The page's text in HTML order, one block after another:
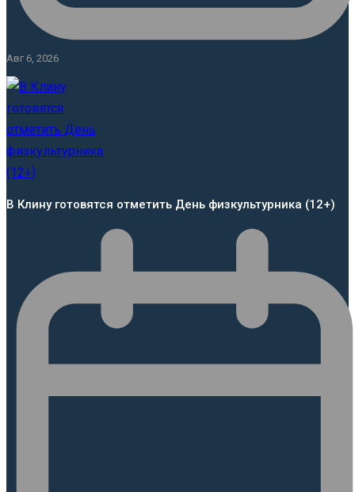
Авг 6, 2026
В Клину готовятся отметить День физкультурника (12+)